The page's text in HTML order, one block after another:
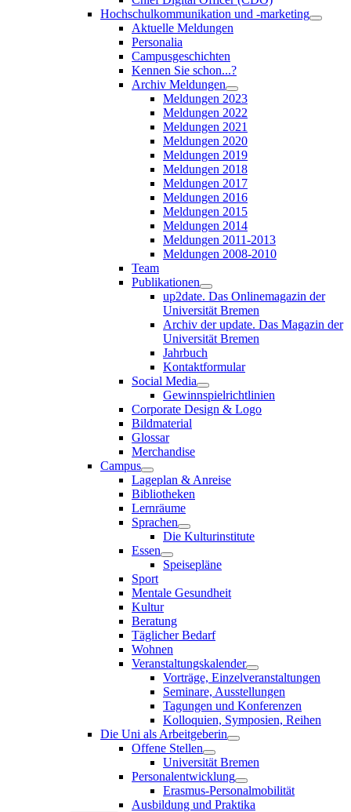
Hochschulkommunikation und -marketing
Aktuelle Meldungen
Personalia
Campusgeschichten
Kennen Sie schon...?
Archiv Meldungen
Meldungen 2023
Meldungen 2022
Meldungen 2021
Meldungen 2020
Meldungen 2019
Meldungen 2018
Meldungen 2017
Meldungen 2016
Meldungen 2015
Meldungen 2014
Meldungen 2011-2013
Meldungen 2008-2010
Team
Publikationen
up2date. Das Onlinemagazin der
Universität Bremen
Archiv der update. Das Magazin der
Universität Bremen
Jahrbuch
Kontaktformular
Social Media
Gewinnspielrichtlinien
Corporate Design & Logo
Bildmaterial
Glossar
Merchandise
Campus
Lageplan & Anreise
Bibliotheken
Lernräume
Sprachen
Die Kulturinstitute
Essen
Speisepläne
Sport
Mentale Gesundheit
Kultur
Beratung
Täglicher Bedarf
Wohnen
Veranstaltungskalender
Vorträge, Einzelveranstaltungen
Seminare, Ausstellungen
Tagungen und Konferenzen
Kolloquien, Symposien, Reihen
Die Uni als Arbeitgeberin
Offene Stellen
Universität Bremen
Personalentwicklung
Erasmus-Personalmobilität
Ausbildung und Praktika